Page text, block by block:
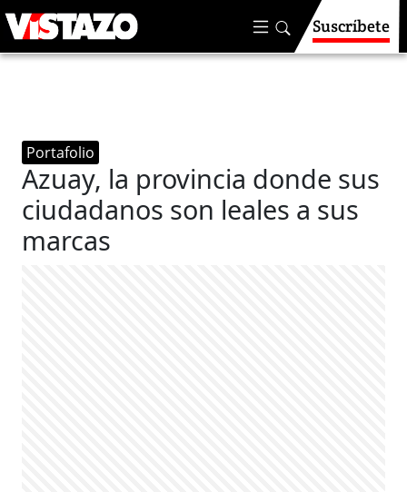
Suscríbete
Portafolio
Azuay, la provincia donde sus
ciudadanos son leales a sus
marcas